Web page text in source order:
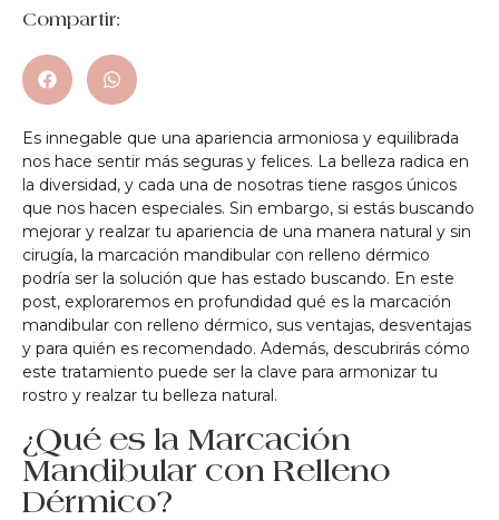
Compartir:
Es innegable que una apariencia armoniosa y equilibrada
nos hace sentir más seguras y felices. La belleza radica en
la diversidad, y cada una de nosotras tiene rasgos únicos
que nos hacen especiales. Sin embargo, si estás buscando
mejorar y realzar tu apariencia de una manera natural y sin
cirugía, la marcación mandibular con relleno dérmico
podría ser la solución que has estado buscando. En este
post, exploraremos en profundidad qué es la marcación
mandibular con relleno dérmico, sus ventajas, desventajas
y para quién es recomendado. Además, descubrirás cómo
este tratamiento puede ser la clave para armonizar tu
rostro y realzar tu belleza natural.
¿Qué es la Marcación
Mandibular con Relleno
Dérmico?